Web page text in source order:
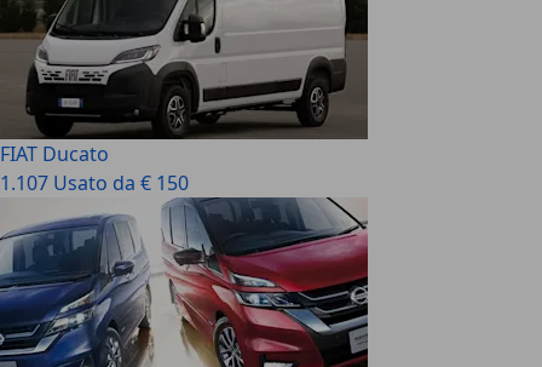
FIAT Ducato
1.107 Usato da € 150